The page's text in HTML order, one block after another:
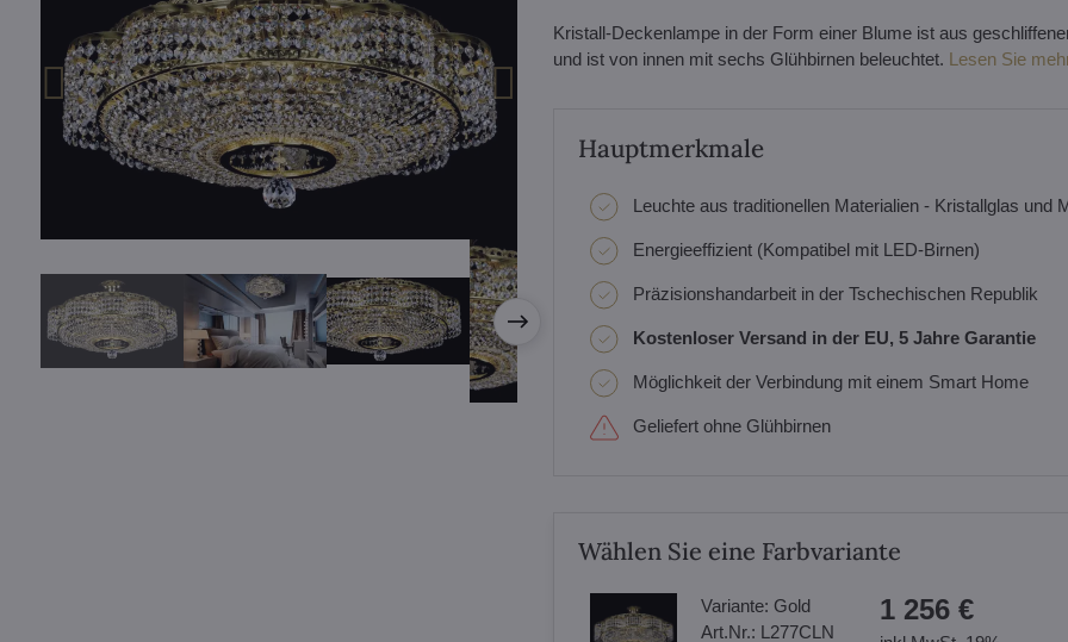
Kristall-Deckenlampe in der Form einer Blume ist aus
und ist von innen mit sechs Glühbirnen beleuchtet. Lesen Sie
Hauptmerkmale
Leuchte aus traditionellen Materialien - Kristallglas und
Energieeffizient (Kompatibel mit LED-Birnen)
Präzisionshandarbeit in der Tschechischen Republik
Kostenloser Versand in der EU, 5 Jahre Garantie
Möglichkeit der Verbindung mit einem Smart Home
Geliefert ohne Glühbirnen
Wählen Sie eine Farbvariante
Variante: Gold
Art.Nr.: L277CLN
1 256 €